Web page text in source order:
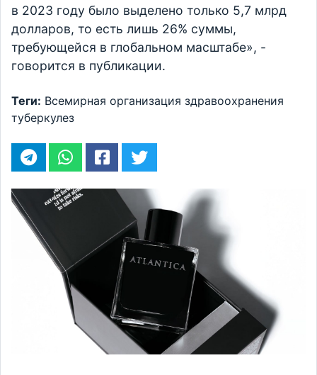
в 2023 году было выделено только 5,7 млрд
долларов, то есть лишь 26% суммы,
требующейся в глобальном масштабе», -
говорится в публикации.
Теги: Всемирная организация здравоохранения
туберкулез